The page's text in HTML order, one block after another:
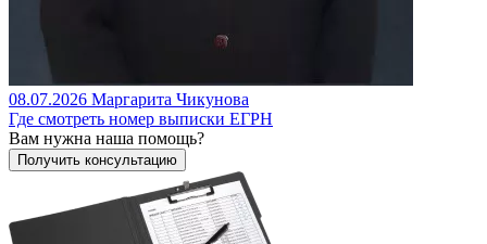
08.07.2026 Маргарита Чикунова
Где смотреть номер выписки ЕГРН
Вам нужна наша помощь?